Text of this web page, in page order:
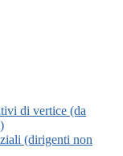
di vertice (da
(dirigenti non